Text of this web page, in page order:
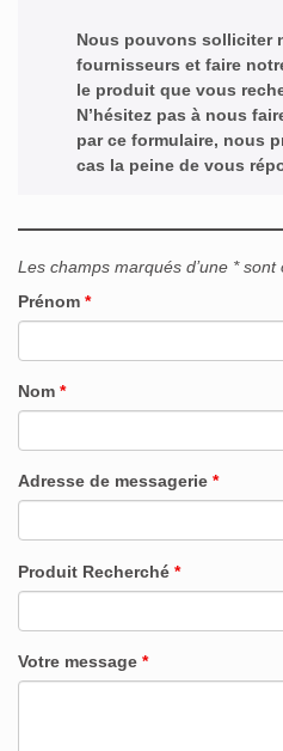
Nous pouvons solliciter
fournisseurs et faire
le produit que vous
N’hésitez pas à nous
par ce formulaire, nous
cas la peine de vous
Les champs marqués d’une * sont
Prénom *
Nom *
Adresse de messagerie *
Produit Recherché *
Votre message *